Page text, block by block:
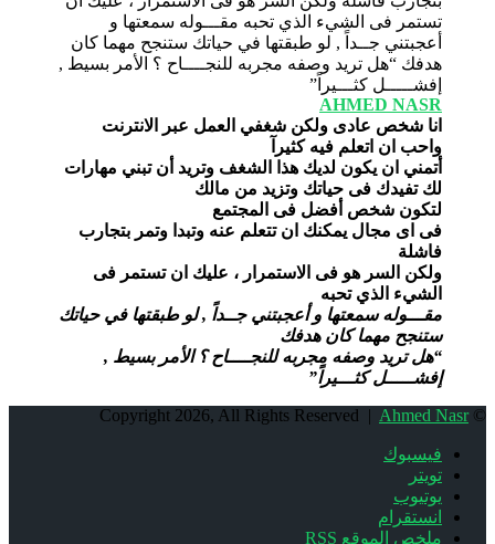
AHMED NASR
انا شخص عادى ولكن شغفي العمل عبر الانترنت
واحب ان اتعلم فيه كثيرآ
أتمني ان يكون لديك هذا الشغف وتريد أن تبني مهارات
لك تفيدك فى حياتك وتزيد من مالك
لتكون شخص أفضل فى المجتمع
فى اى مجال يمكنك ان تتعلم عنه وتبدا وتمر بتجارب
فاشلة
ولكن السر هو فى الاستمرار ، عليك ان تستمر فى
الشيء الذي تحبه
مقـــوله سمعتها و أعجبتني جــداً , لو طبقتها في حياتك
ستنجح مهما كان هدفك
“هل تريد وصفه مجربه للنجــــاح ؟ الأمر بسيط ,
إفشـــــل كثـــيراً”
© Copyright 2026, All Rights Reserved |
Ahmed Nasr
فيسبوك
تويتر
يوتيوب
انستقرام
ملخص الموقع RSS